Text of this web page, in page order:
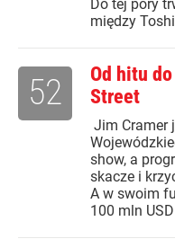
Do tej pory
między
Od hitu
Street
Jim Cramer
show, a
skacze i
A w swoim
100 mln
52